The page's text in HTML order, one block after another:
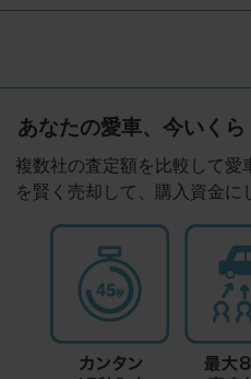
あなたの愛車、今いくら
複数社の査定額を比較して愛
を賢く売却して、購入資金に